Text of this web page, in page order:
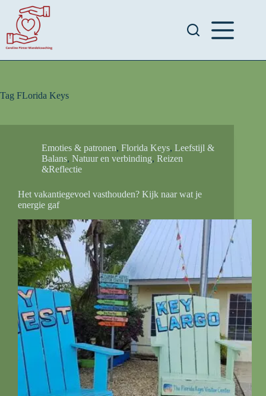
Tag FLorida Keys
Emoties & patronen, Florida Keys, Leefstijl &
Balans, Natuur en verbinding, Reizen
&Reflectie
Het vakantiegevoel vasthouden? Kijk naar wat je
energie gaf